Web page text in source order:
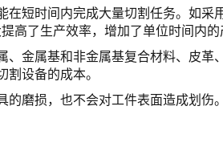
在短时间内完成大量切割任务。如
了生产效率，增加了单位时间内的
金属基和非金属基复合材料、皮
设备的成本。
磨损，也不会对工件表面造成划